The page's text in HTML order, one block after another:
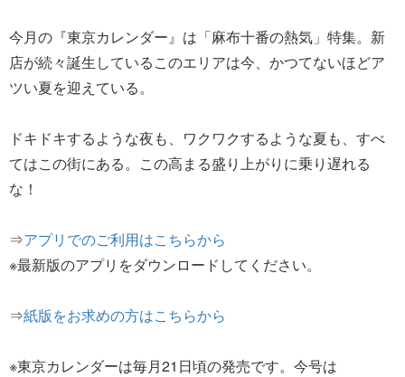
今月の『東京カレンダー』は「麻布十番の熱気」特集。新
店が続々誕生しているこのエリアは今、かつてないほどア
ツい夏を迎えている。
ドキドキするような夜も、ワクワクするような夏も、すべ
てはこの街にある。この高まる盛り上がりに乗り遅れる
な！
⇒アプリでのご利用はこちらから
※最新版のアプリをダウンロードしてください。
⇒紙版をお求めの方はこちらから
※東京カレンダーは毎月21日頃の発売です。今号は